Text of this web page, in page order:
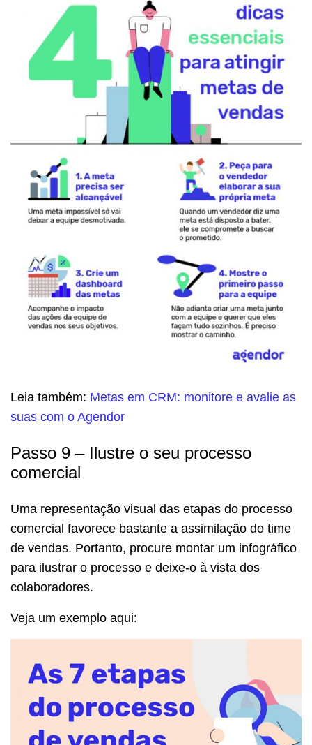
Leia também: Metas em CRM: monitore e avalie as
suas com o Agendor
Passo 9 – Ilustre o seu processo
comercial
Uma representação visual das etapas do processo
comercial favorece bastante a assimilação do time
de vendas. Portanto, procure montar um infográfico
para ilustrar o processo e deixe-o à vista dos
colaboradores.
Veja um exemplo aqui: